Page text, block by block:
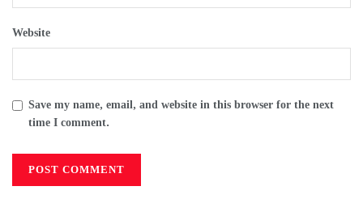
Website
Save my name, email, and website in this browser for the next
time I comment.